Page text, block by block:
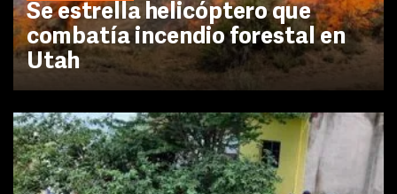
Se estrella helicóptero que
combatía incendio forestal en
Utah